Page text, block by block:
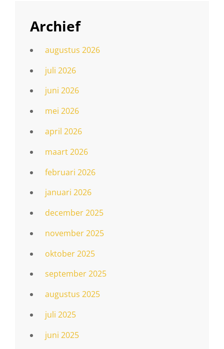
Archief
augustus 2026
juli 2026
juni 2026
mei 2026
april 2026
maart 2026
februari 2026
januari 2026
december 2025
november 2025
oktober 2025
september 2025
augustus 2025
juli 2025
juni 2025